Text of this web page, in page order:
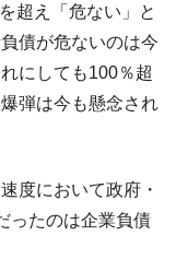
常増加させる ⇒ 中
」のウラで他業
総額3兆7,000億
ばつ
超え「危ない」と
債が危ないのは今
にしても100％超
弾は今も懸念され
度において政府・
ったのは企業負債